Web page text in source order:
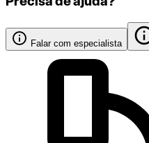
Falar com especialista